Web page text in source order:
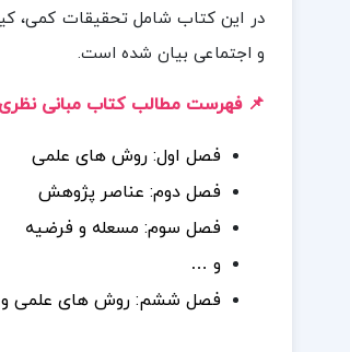
در این کتاب شامل تحقیقات کمی،
و اجتماعی بیان شده است.
📌 فهرست مطالب کتاب مبانی
فصل اول: روش های علمی
فصل دوم: عناصر پژوهش
فصل سوم: مسعله و فرضیه
و …
فصل ششم: روش های علمی و